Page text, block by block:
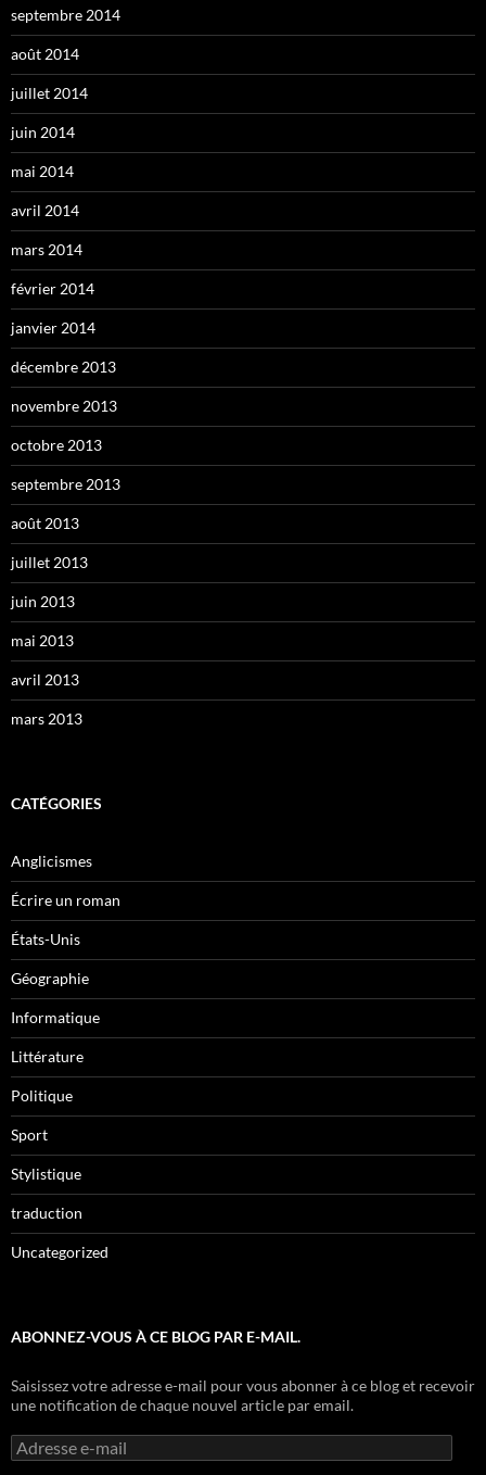
septembre 2014
août 2014
juillet 2014
juin 2014
mai 2014
avril 2014
mars 2014
février 2014
janvier 2014
décembre 2013
novembre 2013
octobre 2013
septembre 2013
août 2013
juillet 2013
juin 2013
mai 2013
avril 2013
mars 2013
CATÉGORIES
Anglicismes
Écrire un roman
États-Unis
Géographie
Informatique
Littérature
Politique
Sport
Stylistique
traduction
Uncategorized
ABONNEZ-VOUS À CE BLOG PAR E-MAIL.
Saisissez votre adresse e-mail pour vous abonner à ce blog et recevoir
une notification de chaque nouvel article par email.
Adresse
e-